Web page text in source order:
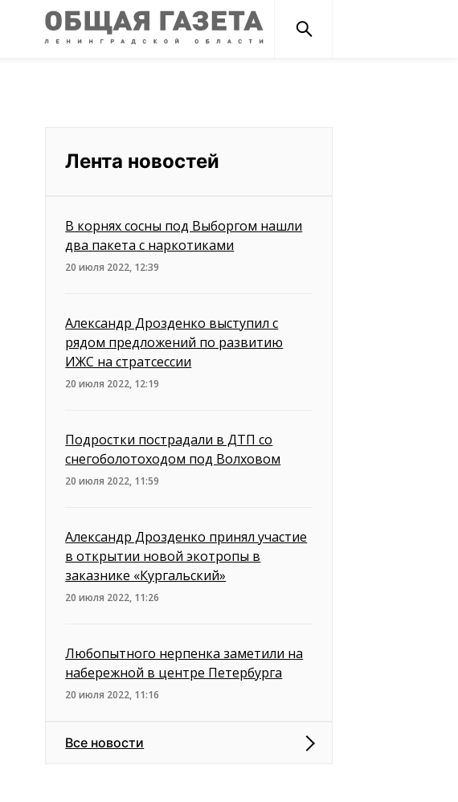
Лента новостей
В корнях сосны под Выборгом нашли
два пакета с наркотиками
20 июля 2022, 12:39
Александр Дрозденко выступил с
рядом предложений по развитию
ИЖС на стратсессии
20 июля 2022, 12:19
Подростки пострадали в ДТП со
снегоболотоходом под Волховом
20 июля 2022, 11:59
Александр Дрозденко принял участие
в открытии новой экотропы в
заказнике «Кургальский»
20 июля 2022, 11:26
Любопытного нерпенка заметили на
набережной в центре Петербурга
20 июля 2022, 11:16
Все новости